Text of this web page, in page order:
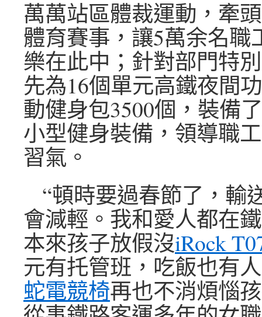
萬萬站區體裁運動，牽
體育賽事，讓5萬余名職
樂在此中；針對部門特
先為16個單元高鐵夜間
動健身包3500個，裝備
小型健身裝備，領導職
習氣。
“頓時要過春節了，輸
會減輕。我和愛人都在
本來孩子放假沒iRock
元有托管班，吃飯也有
蛇電競椅再也不消煩惱